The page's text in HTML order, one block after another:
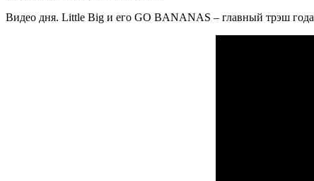
Видео дня. Little Big и его GO BANANAS – главный трэш года